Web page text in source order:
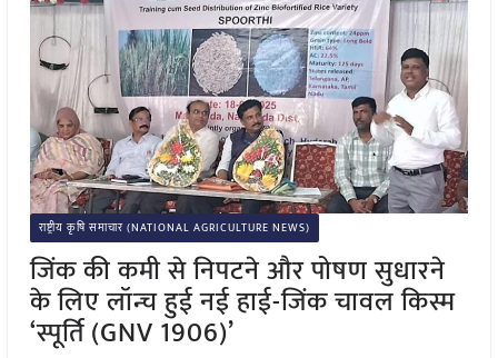
राष्ट्रीय कृषि समाचार (NATIONAL AGRICULTURE NEWS)
जिंक की कमी से निपटने और पोषण सुधारने
के लिए लॉन्च हुई नई हाई-जिंक चावल किस्म
‘स्पूर्ति (GNV 1906)’